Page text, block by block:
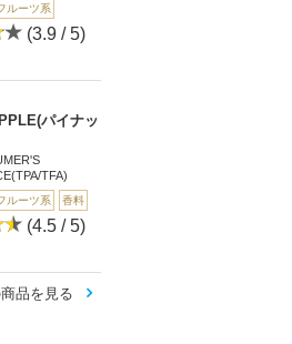
ルーツ系
(3.9 / 5)
パイナッ
TFA)
ルーツ系 香料
(4.5 / 5)
品を見る
CLOUD 9(クラウド ナ
イン)